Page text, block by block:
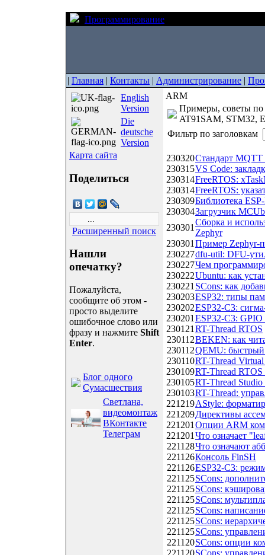
Программирование
| Главная | Контакты | Администрирование |
English
Version
Die
deutsche
Version
Карта сайта
Поделиться
Расширенный поиск
Нашли
опечатку?
Пожалуйста,
сообщите об этом -
просто выделите
ошибочное слово или
фразу и нажмите Shift
Enter.
Блог одного
Сумасшествия
Светлана,
видеомонтаж
ВКонтакте
Телеграм
ARM
Примеры, советы по
AT91SAM, STM32,
Фильтр по заголовкам
230320Стандарт MQTT
230315VS Code:
230314FreeRTOS:
230314FreeRTOS:
230309Библиотека
230304Загрузчик
230301
Сборка и
Zephyr
230301 Пример Zephyr-
230227dfu-util: DFU-
230227Чем
230222Ubuntu: как
230221 SCons: как
230203ESP32: типы
230202ESP32-C3:
230201 ESP32-C3:
230121 RT-Thread RTOS
230112BEKEN: как
230112QEMU: быстрый
230110RT-Thread
230109RT-Thread
230105RT-Thread
230103RT-Thread:
221219AStyle:
221209Директивы
221201 Опции ARM
221201 Что означает
221128Что означают
221126Консоль FinSH
221126ESP32-C3:
221125SCons:
221125SCons:
221125SCons:
221125SCons:
221125SCons:
221125SCons:
221120SCons: опции
221120SCons: